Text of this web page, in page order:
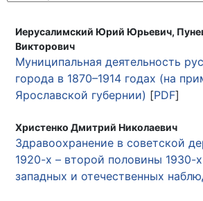
Иерусалимский Юрий Юрьевич,
Викторович
Муниципальная деятельность
города в 1870–1914 годах (на
Ярославской губернии) [PDF]
Христенко Дмитрий Николаевич
Здравоохранение в советской
1920-х – второй половины 1930-х
западных и отечественных